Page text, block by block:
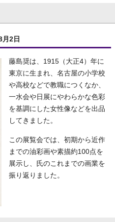
2日
藤島奨は、1915（大正4）年に
東京に生まれ、名古屋の小学校
や高校などで教職につくなか、
一水会や日展にやわらかな色彩
を基調にした女性像などを出品
してきました。
この展覧会では、初期から近作
までの油彩画や素描約100点を
展示し、氏のこれまでの画業を
振り返りました。